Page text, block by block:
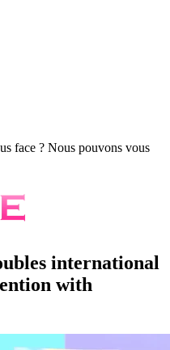
face ? Nous pouvons vous
international
with